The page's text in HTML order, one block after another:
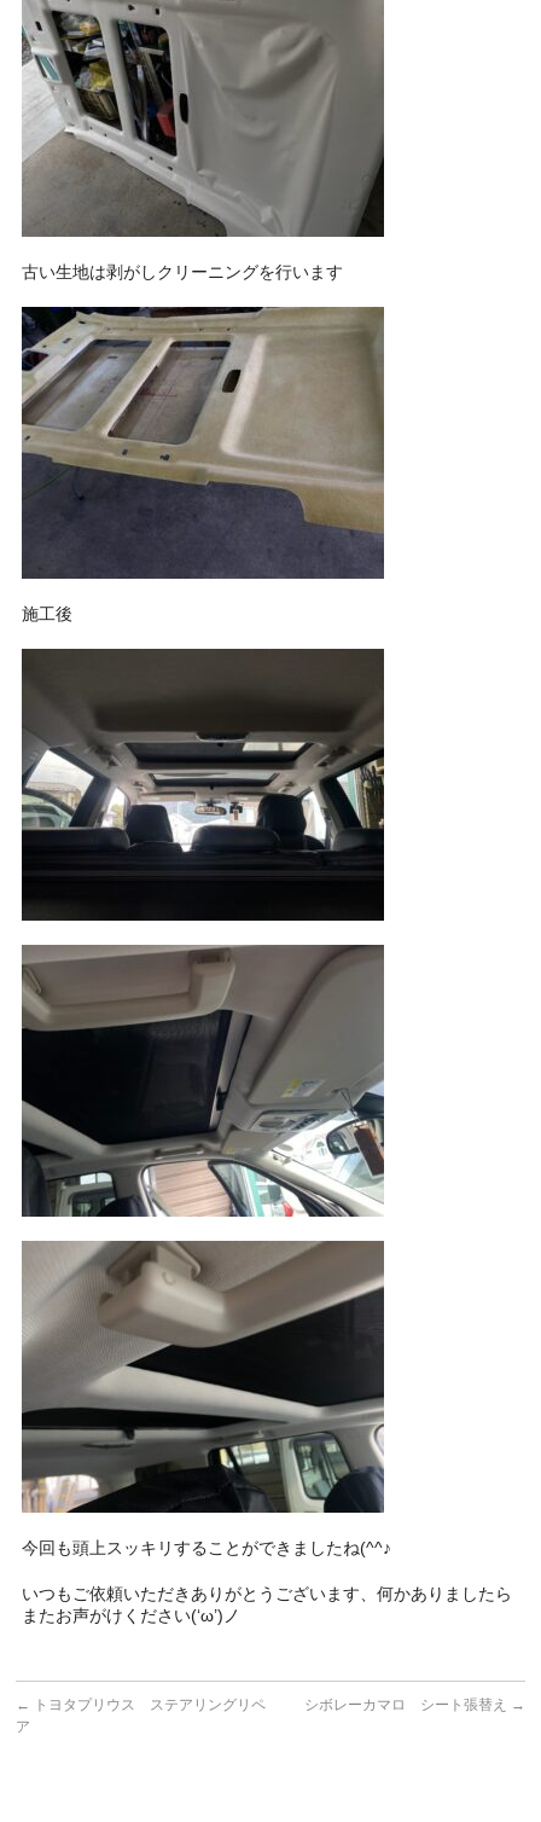
古い生地は剥がしクリーニングを行います
施工後
今回も頭上スッキリすることができましたね(^^♪
いつもご依頼いただきありがとうございます、何かありましたら
またお声がけください(‘ω’)ノ
←
トヨタプリウス ステアリングリペ
ア
シボレーカマロ シート張替え →